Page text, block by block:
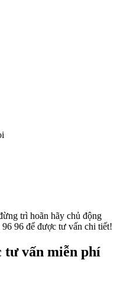
trì hoãn hãy chủ động
96 để được tư vấn chi tiết!
tư vấn miễn phí